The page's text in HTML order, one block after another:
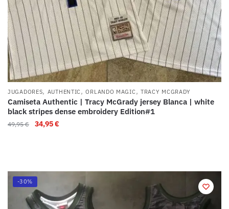
JUGADORES, AUTHENTIC,ORLANDO MAGIC, TRACY MCGRADY
Camiseta Authentic | Tracy McGrady jersey Blanca | white
black stripes dense embroidery Edition#1
49,95€ 34,95€
-30%